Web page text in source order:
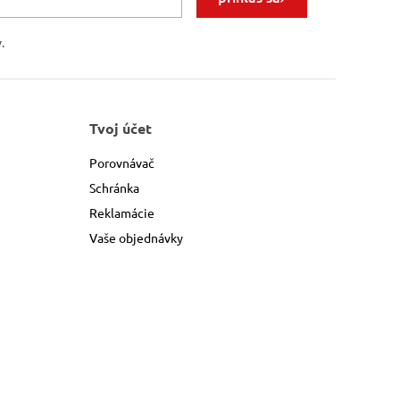
Tvoj účet
Porovnávač
Schránka
Reklamácie
Vaše objednávky